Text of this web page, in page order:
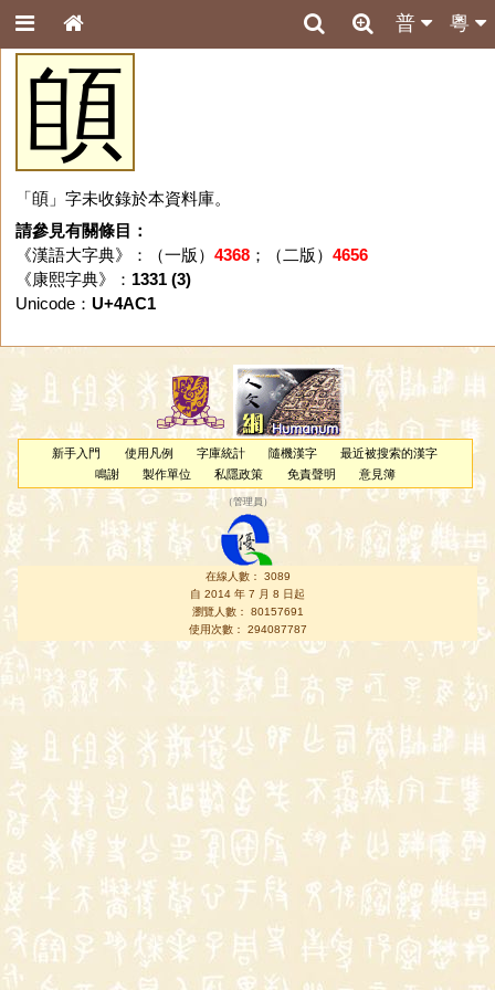
粵
普
䫁
「䫁」字未收錄於本資料庫。
請參見有關條目：
《漢語大字典》：（一版） 4368；（二版） 4656
《康熙字典》： 1331 (3)
Unicode： U+4AC1
新手入門 使用凡例 字庫統計 隨機漢字
最近被搜索的漢字
鳴謝
製作單位 私隱政策 免責聲明 意見簿
（管理員 ）
在線人數： 3089
自 2014 年 7 月 8 日起
瀏覽人數： 80157691
使用次數： 294087787